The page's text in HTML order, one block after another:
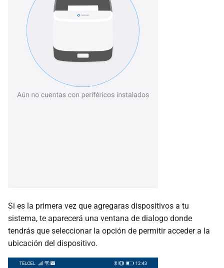
Si es la primera vez que agregaras dispositivos a tu
sistema, te aparecerá una ventana de dialogo donde
tendrás que seleccionar la opción de permitir acceder a la
ubicación del dispositivo.